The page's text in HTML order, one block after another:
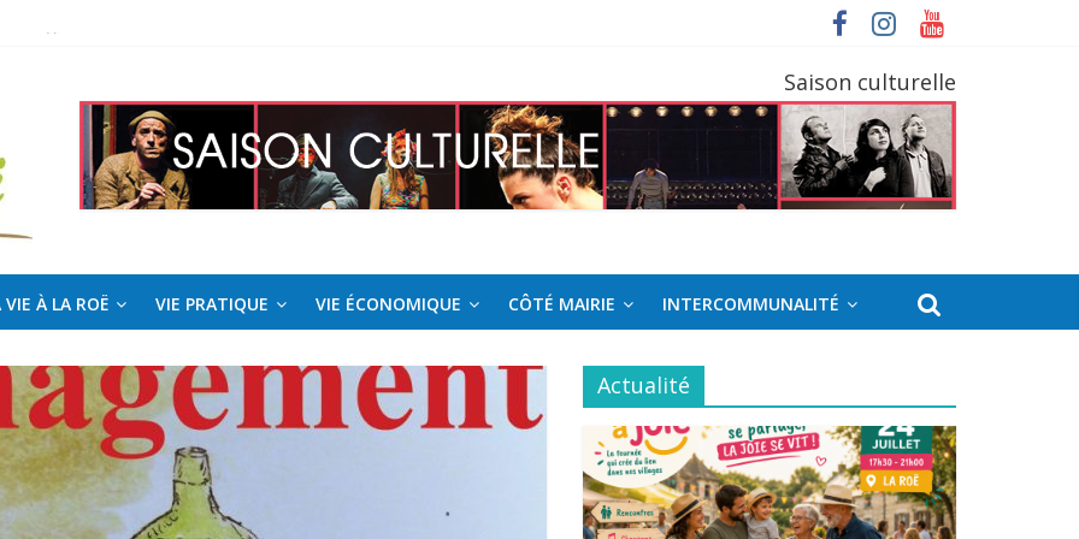
pour la saison estivale
Saison culturelle
VIE À LA ROË VIE PRATIQUE VIE ÉCONOMIQUE CÔTÉ MAIRIE INTERCOMMUNALITÉ
Actualité